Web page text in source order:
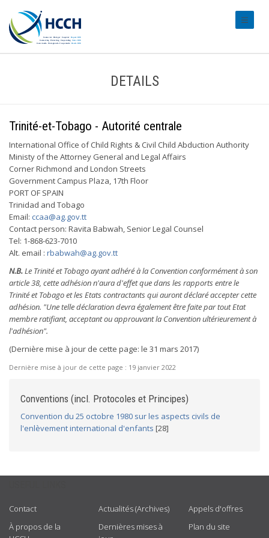
DETAILS
Trinité-et-Tobago - Autorité centrale
International Office of Child Rights & Civil Child Abduction Authority
Ministy of the Attorney General and Legal Affairs
Corner Richmond and London Streets
Government Campus Plaza, 17th Floor
PORT OF SPAIN
Trinidad and Tobago
Email: ccaa@ag.gov.tt
Contact person: Ravita Babwah, Senior Legal Counsel
Tel: 1-868-623-7010
Alt. email : rbabwah@ag.gov.tt
N.B.Le Trinité et Tobago ayant adhéré à la Convention conformément à son
article 38, cette adhésion n'aura d'effet que dans les rapports entre le
Trinité et Tobago et les Etats contractants qui auront déclaré accepter cette
adhésion. "Une telle déclaration devra également être faite par tout Etat
membre ratifiant, acceptant ou approuvant la Convention ultérieurement à
l'adhésion".
(Dernière mise à jour de cette page: le 31 mars 2017)
Dernière mise à jour de cette page : 19 janvier 2022
Conventions (incl. Protocoles et Principes)
Convention du 25 octobre 1980 sur les aspects civils de
l'enlèvement international d'enfants [28]
Contact
À propos de la
Actualités (Archives)
Dernières mises à
Appels d'offres
Plan du site